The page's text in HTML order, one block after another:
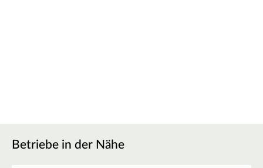
Betriebe in der Nähe